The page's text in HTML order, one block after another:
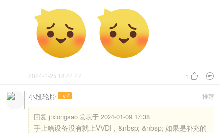
1  
2024-1-25 18:24:42
推荐
小段轮胎 Lv.4
回复 jtxiongsao 发表于 2024-01-09 17:38
手上啥设备没有就上VVDI，&nbsp; &nbsp; 如果是补充的